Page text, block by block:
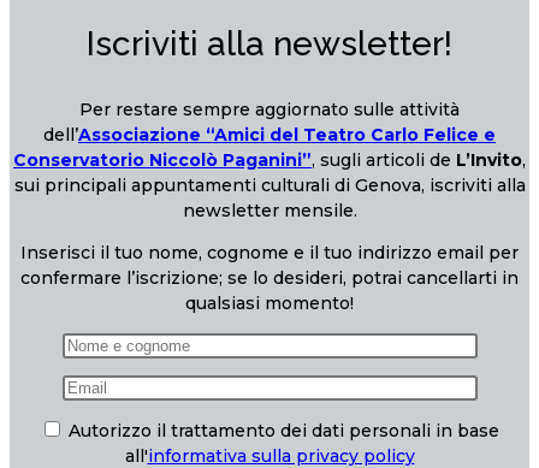
Iscriviti alla newsletter!
Per restare sempre aggiornato sulle attività
dell’Associazione “Amici del Teatro Carlo Felice e
Conservatorio Niccolò Paganini”, sugli articoli de L’Invito,
sui principali appuntamenti culturali di Genova, iscriviti alla
newsletter mensile.
Inserisci il tuo nome, cognome e il tuo indirizzo email per
confermare l’iscrizione; se lo desideri, potrai cancellarti in
qualsiasi momento!
Autorizzo il trattamento dei dati personali in base
all'informativa sulla privacy policy